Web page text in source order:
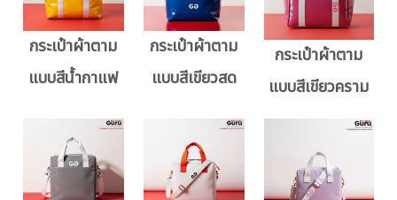
กระเป๋าผ้าตาม
แบบสีน้ำกาแฟ
กระเป๋าผ้าตาม
แบบสีเขียวสด
กระเป๋าผ้าตาม
แบบสีเขียวคราม